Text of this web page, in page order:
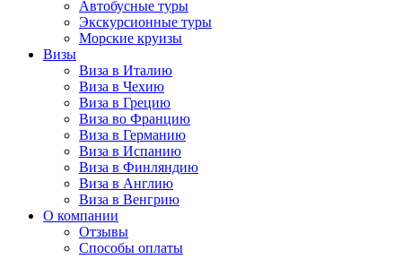
Автобусные туры
Экскурсионные туры
Морские круизы
Визы
Виза в Италию
Виза в Чехию
Виза в Грецию
Виза во Францию
Виза в Германию
Виза в Испанию
Виза в Финляндию
Виза в Англию
Виза в Венгрию
О компании
Отзывы
Способы оплаты